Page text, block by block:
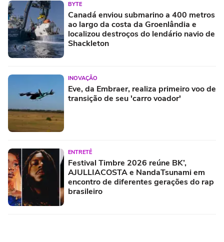
BYTE
Canadá enviou submarino a 400 metros
ao largo da costa da Groenlândia e
localizou destroços do lendário navio de
Shackleton
INOVAÇÃO
Eve, da Embraer, realiza primeiro voo de
transição de seu 'carro voador'
ENTRETÊ
Festival Timbre 2026 reúne BK’,
AJULLIACOSTA e NandaTsunami em
encontro de diferentes gerações do rap
brasileiro